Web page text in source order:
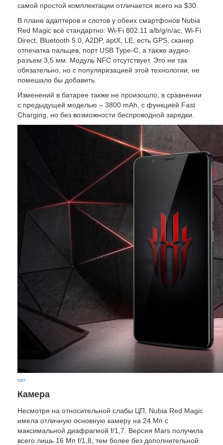
самой простой комплектации отличается всего на $30.
В плане адаптеров и слотов у обеих смартфонов Nubia
Red Magic всё стандартно: Wi-Fi 802.11 a/b/g/n/ac, Wi-Fi
Direct, Bluetooth 5.0, A2DP, aptX, LE, есть GPS, сканер
отпечатка пальцев, порт USB Type-C, а также аудио-
разъем 3,5 мм. Модуль NFC отсутствует. Это не так
обязательно, но с популяризацией этой технологии, не
помешало бы добавить.
Изменений в батарее также не произошло, в сравнении
с предыдущей моделью – 3800 mAh, с функцией Fast
Charging, но без возможности беспроводной зарядки.
IXBT
Камера
Несмотря на относительной слабы ЦП, Nubia Red Magic
имела отличную основную камеру на 24 Мп с
максимальной диафрагмой f/1,7. Версия Mars получила
всего лишь 16 Мп f/1,8, тем более без дополнительной